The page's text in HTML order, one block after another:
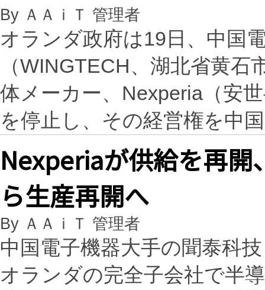
By ＡＡｉＴ 管理者
オランダ政府は19日、中国
（WINGTECH、湖北省黄
体メーカー、Nexperia（安
を停止し、その経営権を中
Nexperiaが供給を再開
ら生産再開へ
By ＡＡｉＴ 管理者
中国電子機器大手の聞泰科
オランダの完全子会社で半